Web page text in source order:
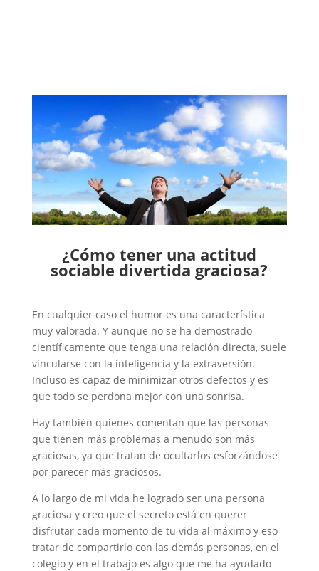
¿Cómo tener una actitud
sociable divertida graciosa?
En cualquier caso el humor es una característica
muy valorada. Y aunque no se ha demostrado
científicamente que tenga una relación directa, suele
vincularse con la inteligencia y la extraversión.
Incluso es capaz de minimizar otros defectos y es
que todo se perdona mejor con una sonrisa.
Hay también quienes comentan que las personas
que tienen más problemas a menudo son más
graciosas, ya que tratan de ocultarlos esforzándose
por parecer más graciosos.
A lo largo de mi vida he logrado ser una persona
graciosa y creo que el secreto está en querer
disfrutar cada momento de tu vida al máximo y eso
tratar de compartirlo con las demás personas, en el
colegio y en el trabajo es algo que me ha ayudado